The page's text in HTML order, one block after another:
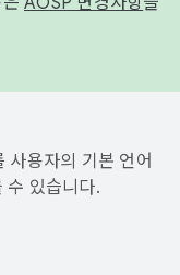
용자의 기본 언어
수 있습니다.